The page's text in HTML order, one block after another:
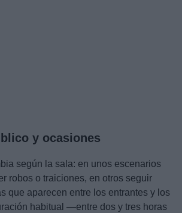
y ocasiones
según la sala: en unos escenarios
robos o traiciones, en otros seguir
que aparecen entre los entrantes y los
habitual —entre dos y tres horas